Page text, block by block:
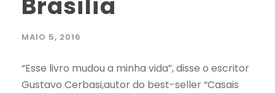
Brasília
MAIO 5, 2016
“Esse livro mudou a minha vida”, disse o escritor
Gustavo Cerbasi,autor do best-seller “Casais